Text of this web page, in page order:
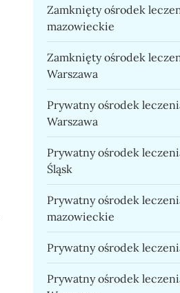
Zamknięty ośrodek
mazowieckie
Zamknięty ośrodek
Warszawa
Prywatny ośrodek
Warszawa
Prywatny ośrodek
Śląsk
Prywatny ośrodek
mazowieckie
Prywatny ośrodek
Prywatny ośrodek